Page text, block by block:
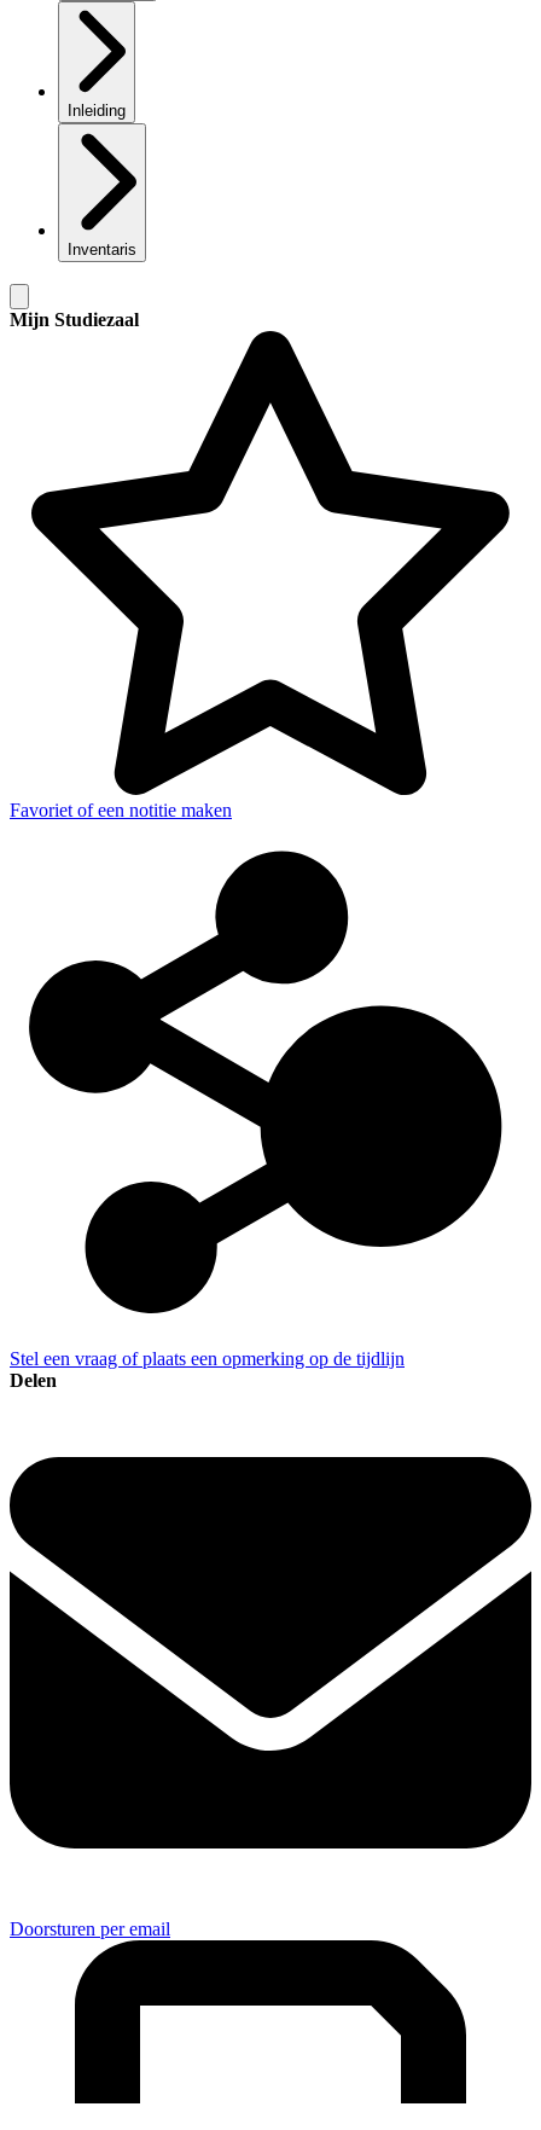
Inleiding
Inventaris
Mijn Studiezaal
Favoriet of een notitie maken
Stel een vraag of plaats een opmerking op de tijdlijn
Delen
Doorsturen per email